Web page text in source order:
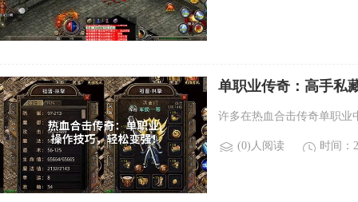
单职业传奇：高手私
许多在热血合击传奇单职业
(0)人阅读 时间：